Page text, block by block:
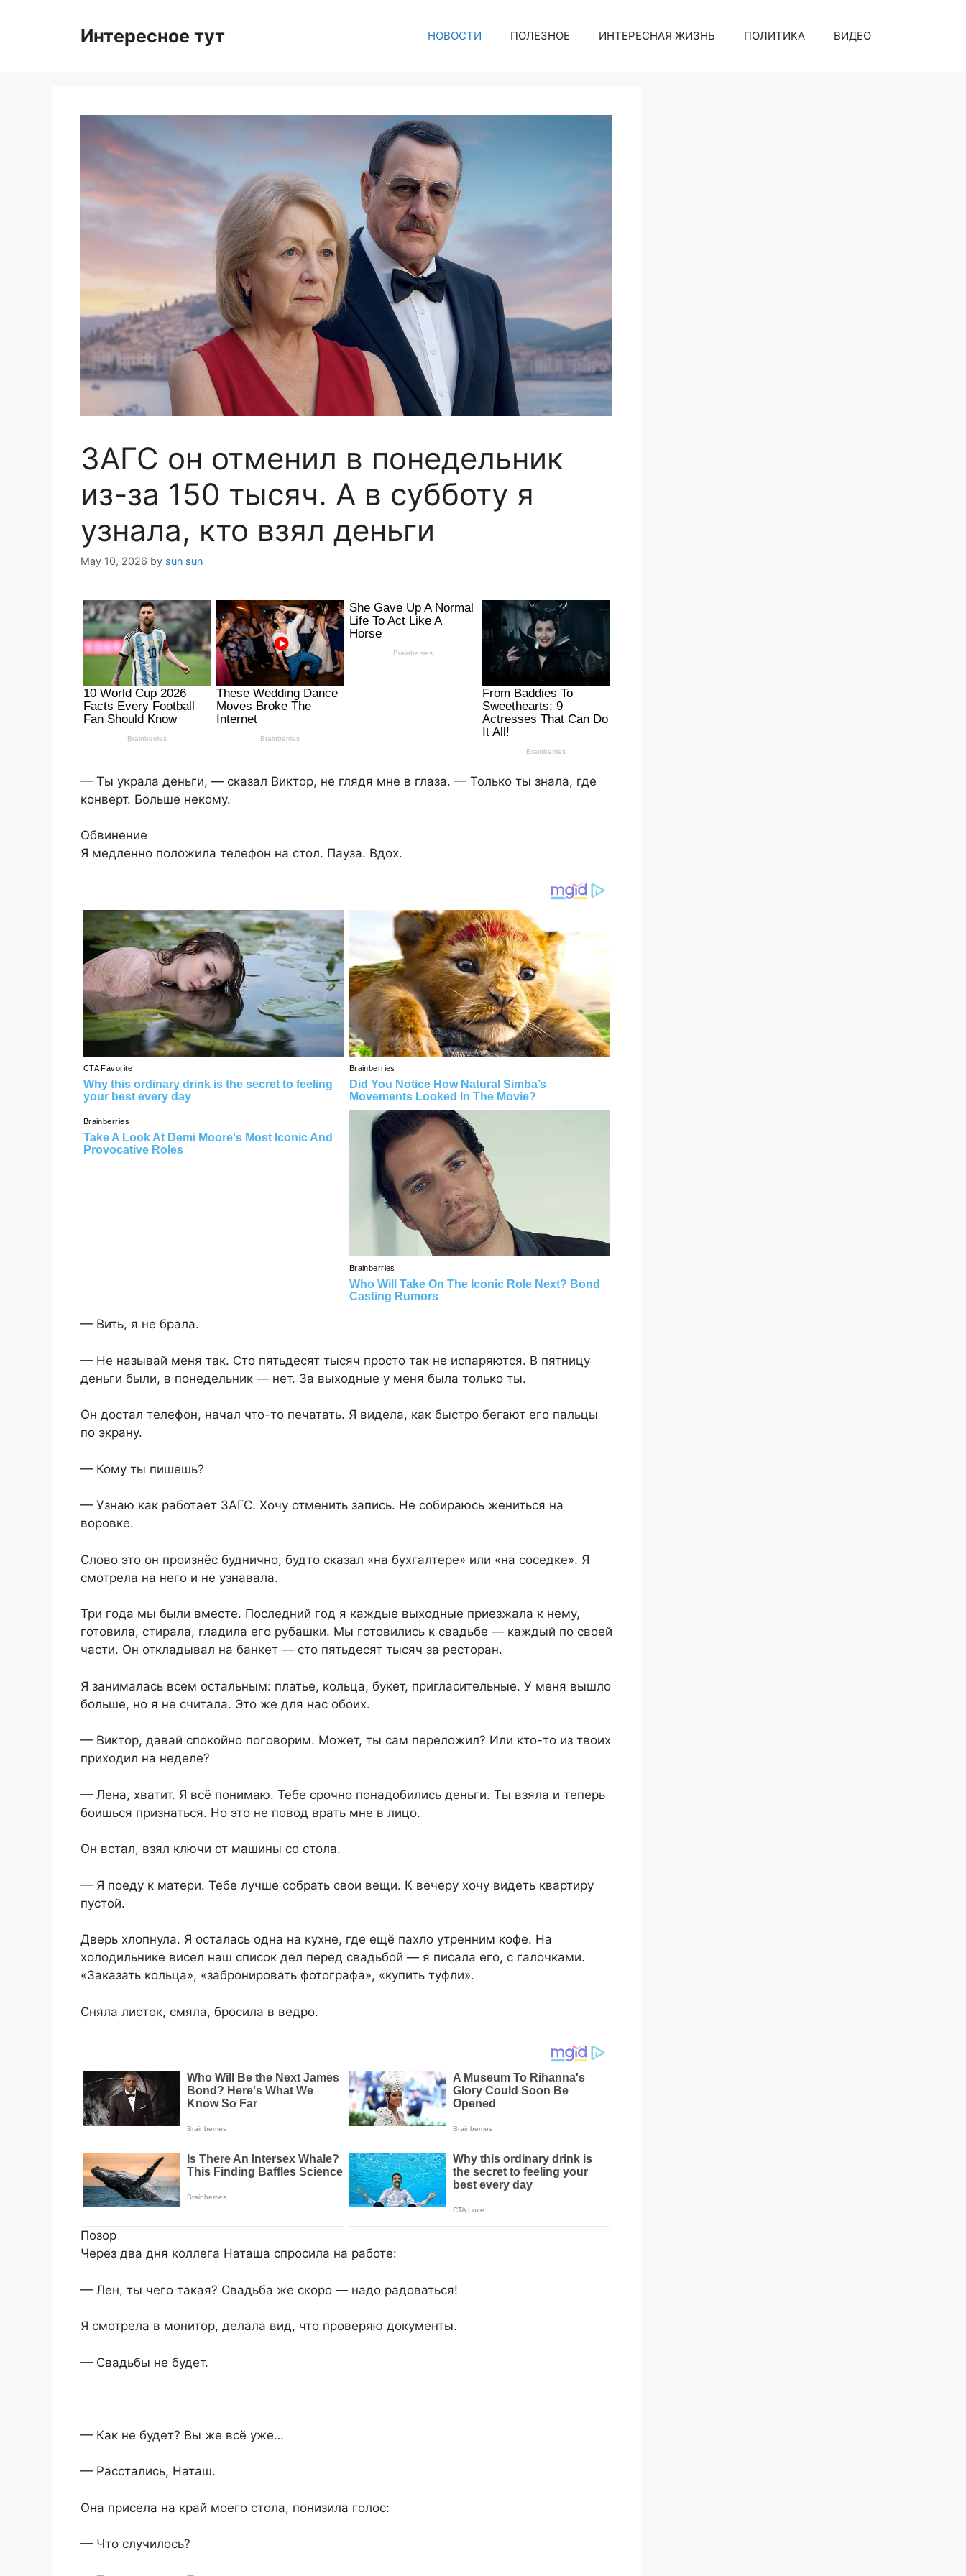
Интересное тут НОВОСТИ ПОЛЕЗНОЕ ИНТЕРЕСНАЯ ЖИЗНЬ ПОЛИТИКА ВИДЕО
ЗАГС он отменил в понедельник
из-за 150 тысяч. А в субботу я
узнала, кто взял деньги
May 10, 2026 by sun sun
— Ты украла деньги, — сказал Виктор, не глядя мне в глаза. — Только ты знала, где
конверт. Больше некому.
Обвинение
Я медленно положила телефон на стол. Пауза. Вдох.
— Вить, я не брала.
— Не называй меня так. Сто пятьдесят тысяч просто так не испаряются. В пятницу
деньги были, в понедельник — нет. За выходные у меня была только ты.
Он достал телефон, начал что-то печатать. Я видела, как быстро бегают его пальцы
по экрану.
— Кому ты пишешь?
— Узнаю как работает ЗАГС. Хочу отменить запись. Не собираюсь жениться на
воровке.
Слово это он произнёс буднично, будто сказал «на бухгалтере» или «на соседке». Я
смотрела на него и не узнавала.
Три года мы были вместе. Последний год я каждые выходные приезжала к нему,
готовила, стирала, гладила его рубашки. Мы готовились к свадьбе — каждый по своей
части. Он откладывал на банкет — сто пятьдесят тысяч за ресторан.
Я занималась всем остальным: платье, кольца, букет, пригласительные. У меня вышло
больше, но я не считала. Это же для нас обоих.
— Виктор, давай спокойно поговорим. Может, ты сам переложил? Или кто-то из твоих
приходил на неделе?
— Лена, хватит. Я всё понимаю. Тебе срочно понадобились деньги. Ты взяла и теперь
боишься признаться. Но это не повод врать мне в лицо.
Он встал, взял ключи от машины со стола.
— Я поеду к матери. Тебе лучше собрать свои вещи. К вечеру хочу видеть квартиру
пустой.
Дверь хлопнула. Я осталась одна на кухне, где ещё пахло утренним кофе. На
холодильнике висел наш список дел перед свадьбой — я писала его, с галочками.
«Заказать кольца», «забронировать фотографа», «купить туфли».
Сняла листок, смяла, бросила в ведро.
Позор
Через два дня коллега Наташа спросила на работе:
— Лен, ты чего такая? Свадьба же скоро — надо радоваться!
Я смотрела в монитор, делала вид, что проверяю документы.
— Свадьбы не будет.
— Как не будет? Вы же всё уже…
— Расстались, Наташ.
Она присела на край моего стола, понизила голос:
— Что случилось?